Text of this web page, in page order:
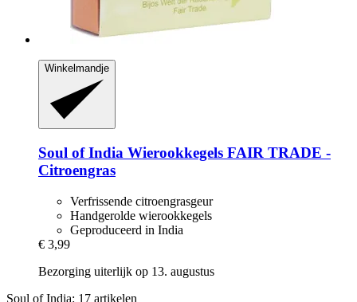
Winkelmandje
Soul of India Wierookkegels FAIR TRADE -​
Citroengras
Verfrissende citroengrasgeur
Handgerolde wierookkegels
Geproduceerd in India
€ 3,99
Bezorging uiterlijk op 13. augustus
Soul of India: 17 artikelen